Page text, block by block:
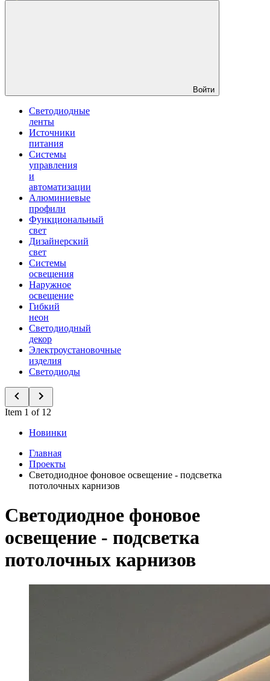
Войти
Светодиодные
ленты
Источники
питания
Системы
управления
и
автоматизации
Алюминиевые
профили
Функциональный
свет
Дизайнерский
свет
Системы
освещения
Наружное
освещение
Гибкий
неон
Светодиодный
декор
Электроустановочные
изделия
Светодиоды
Item 1 of 12
Новинки
Главная
Проекты
Светодиодное фоновое освещение - подсветка
потолочных карнизов
Светодиодное фоновое
освещение - подсветка
потолочных карнизов